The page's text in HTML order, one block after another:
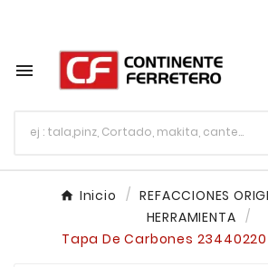

Inicio
REFACCIONES
HERRAMIENTA
Tapa De Carbones